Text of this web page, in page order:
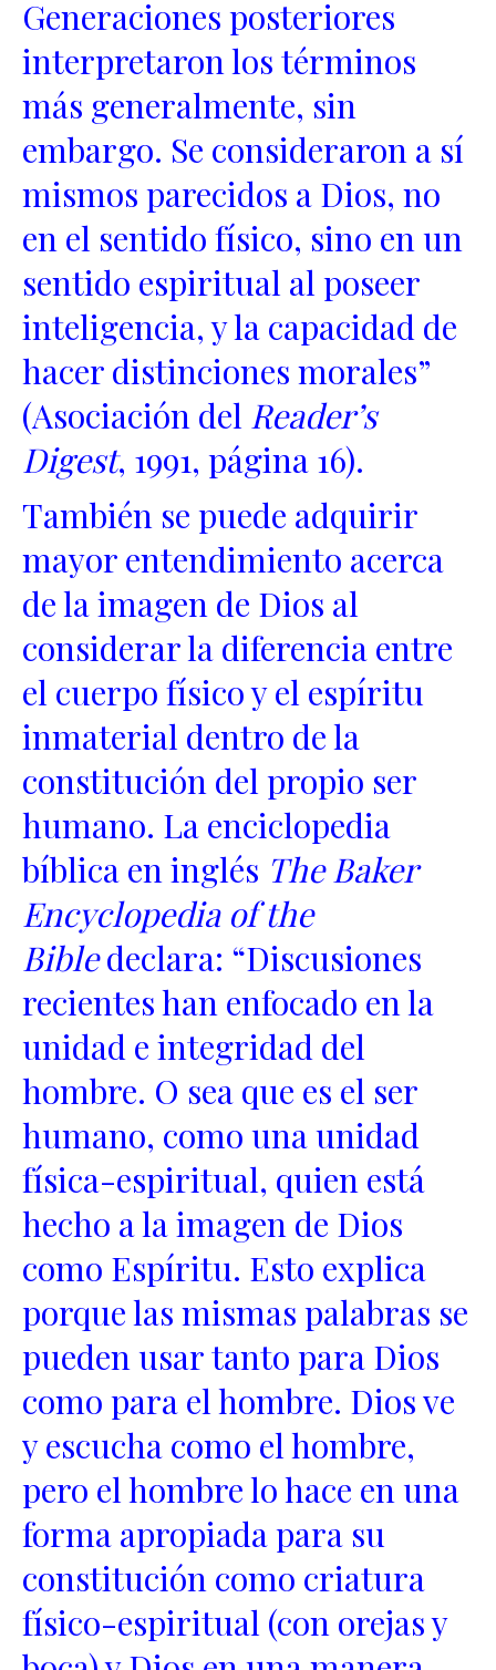
Generaciones posteriores
interpretaron los términos
más generalmente, sin
embargo. Se consideraron a sí
mismos parecidos a Dios, no
en el sentido físico, sino en un
sentido espiritual al poseer
inteligencia, y la capacidad de
hacer distinciones morales”
(Asociación del Reader’s
Digest, 1991, página 16).
También se puede adquirir
mayor entendimiento acerca
de la imagen de Dios al
considerar la diferencia entre
el cuerpo físico y el espíritu
inmaterial dentro de la
constitución del propio ser
humano. La enciclopedia
bíblica en inglés The Baker
Encyclopedia of the
Bibledeclara: “Discusiones
recientes han enfocado en la
unidad e integridad del
hombre. O sea que es el ser
humano, como una unidad
física-espiritual, quien está
hecho a la imagen de Dios
como Espíritu. Esto explica
porque las mismas palabras se
pueden usar tanto para Dios
como para el hombre. Dios ve
y escucha como el hombre,
pero el hombre lo hace en una
forma apropiada para su
constitución como criatura
físico-espiritual (con orejas y